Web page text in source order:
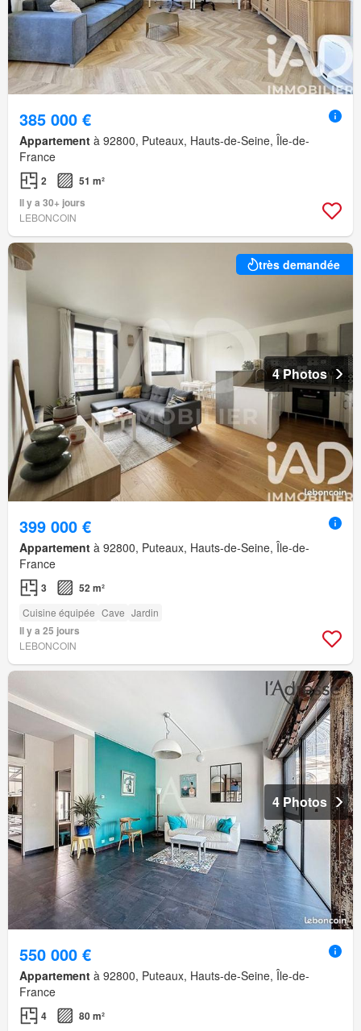
385 000 €
Appartement à 92800, Puteaux, Hauts-de-Seine, Île-de-
France
2
51 m²
Il y a 30+ jours
LEBONCOIN
très demandée
4 Photos
399 000 €
Appartement à 92800, Puteaux, Hauts-de-Seine, Île-de-
France
3 52 m²
Cuisine équipée Cave Jardin
Il y a 25 jours
LEBONCOIN
4 Photos
550 000 €
Appartement à 92800, Puteaux, Hauts-de-Seine, Île-de-
France
4 80 m²